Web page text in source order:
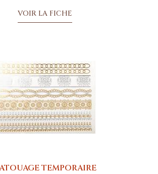
VOIR LA FICHE
TEMPORAIRE